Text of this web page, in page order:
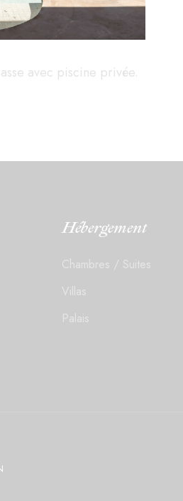
fait de cette suite un lieu idéal
avec piscine privée.
Hébergement
Chambres / Suites
Villas
Palais